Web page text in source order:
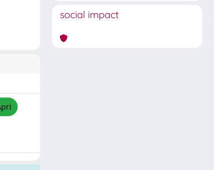
social impact